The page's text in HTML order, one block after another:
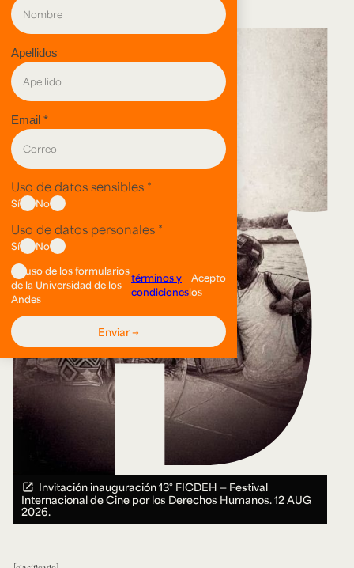
evento
Invitación inauguración 13° FICDEH — Festival
Internacional de Cine por los Derechos Humanos.12 AUG
2026.